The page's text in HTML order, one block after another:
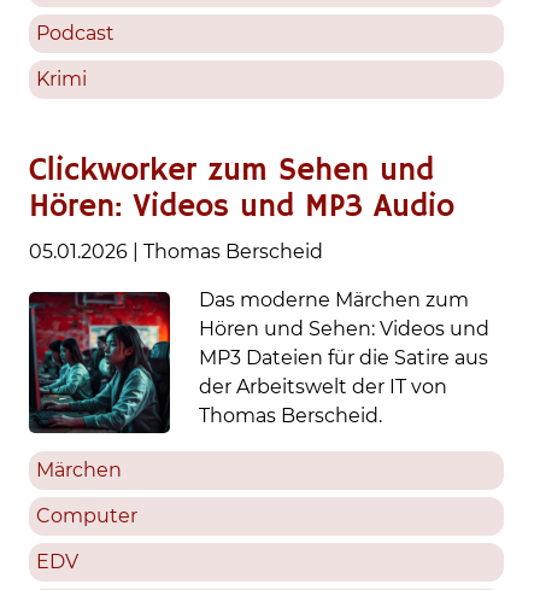
Podcast
Krimi
Clickworker zum Sehen und
Hören: Videos und MP3 Audio
05.01.2026 Thomas Berscheid
Das moderne Märchen zum
Hören und Sehen: Videos und
MP3 Dateien für die Satire aus
der Arbeitswelt der IT von
Thomas Berscheid.
Märchen
Computer
EDV